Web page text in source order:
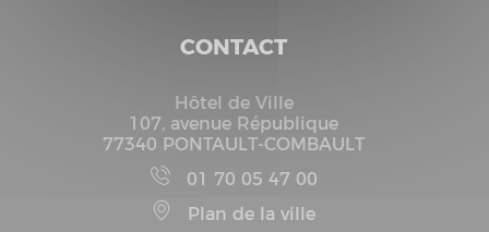
CONTACT
Hôtel de Ville
107, avenue République
77340 PONTAULT-COMBAULT
01 70 05 47 00
Plan de la ville